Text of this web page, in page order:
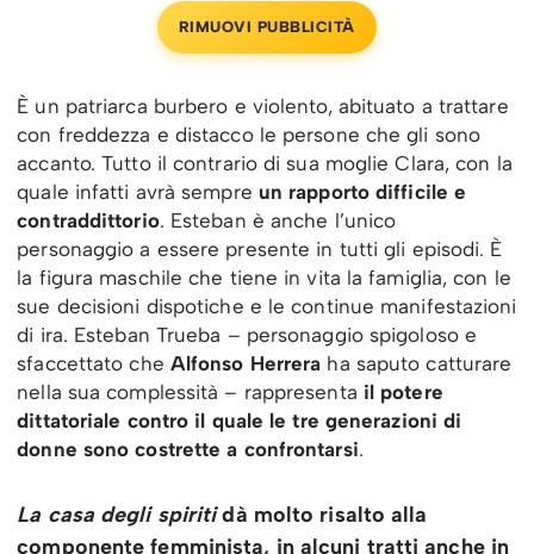
RIMUOVI PUBBLICITÀ
È un patriarca burbero e violento, abituato a trattare
con freddezza e distacco le persone che gli sono
accanto. Tutto il contrario di sua moglie Clara, con la
quale infatti avrà sempre un rapporto difficile e
contraddittorio. Esteban è anche l’unico
personaggio a essere presente in tutti gli episodi. È
la figura maschile che tiene in vita la famiglia, con le
sue decisioni dispotiche e le continue manifestazioni
di ira. Esteban Trueba – personaggio spigoloso e
sfaccettato che Alfonso Herrera ha saputo catturare
nella sua complessità – rappresenta il potere
dittatoriale contro il quale le tre generazioni di
donne sono costrette a confrontarsi.
La casa degli spiritidà molto risalto alla
componente femminista, in alcuni tratti anche in